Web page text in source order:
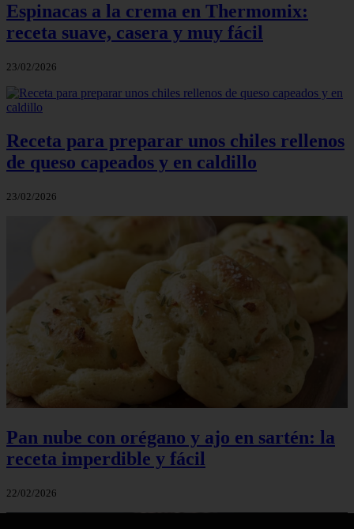
Espinacas a la crema en Thermomix:
receta suave, casera y muy fácil
23/02/2026
Receta para preparar unos chiles rellenos
de queso capeados y en caldillo
23/02/2026
Pan nube con orégano y ajo en sartén: la
receta imperdible y fácil
22/02/2026